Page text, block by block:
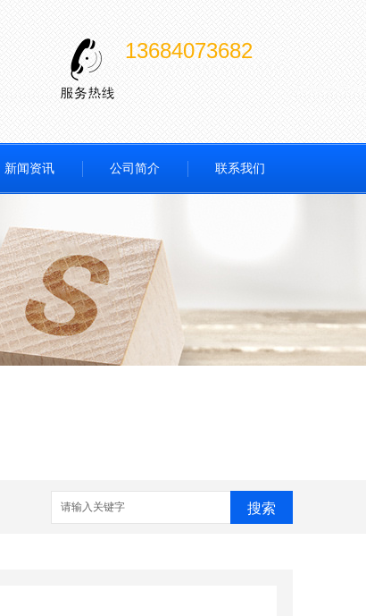
13684073682
新闻资讯 公司简介 联系我们
搜索